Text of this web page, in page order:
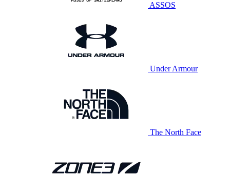
ASSOS
Under Armour
The North Face